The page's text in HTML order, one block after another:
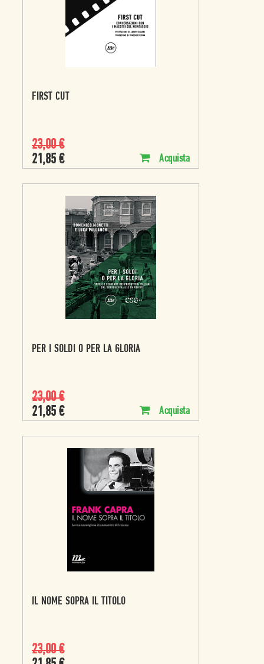
FIRST CUT
23,00€
21,85 € Acquista
PER I SOLDI O PER LA GLORIA
23,00€
21,85 € Acquista
IL NOME SOPRA IL TITOLO
23,00€